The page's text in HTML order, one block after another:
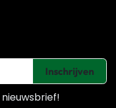
Inschrijven
nieuwsbrief!